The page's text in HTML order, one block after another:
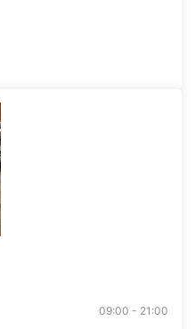
09:00 - 21:00